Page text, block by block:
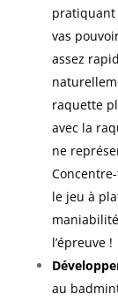
pratiquant
vas
assez
raquette
avec la
ne
le jeu à
l’épreuve !
au